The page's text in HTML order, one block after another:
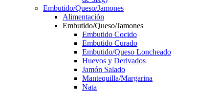
Embutido/Queso/Jamones
Alimentación
Embutido/Queso/Jamones
Embutido Cocido
Embutido Curado
Embutido/Queso Loncheado
Huevos y Derivados
Jamón Salado
Mantequilla/Margarina
Nata